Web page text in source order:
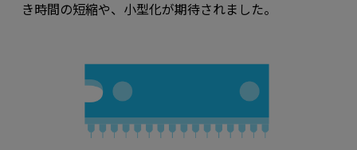
き時間の短縮や、⼩型化が期待されました。